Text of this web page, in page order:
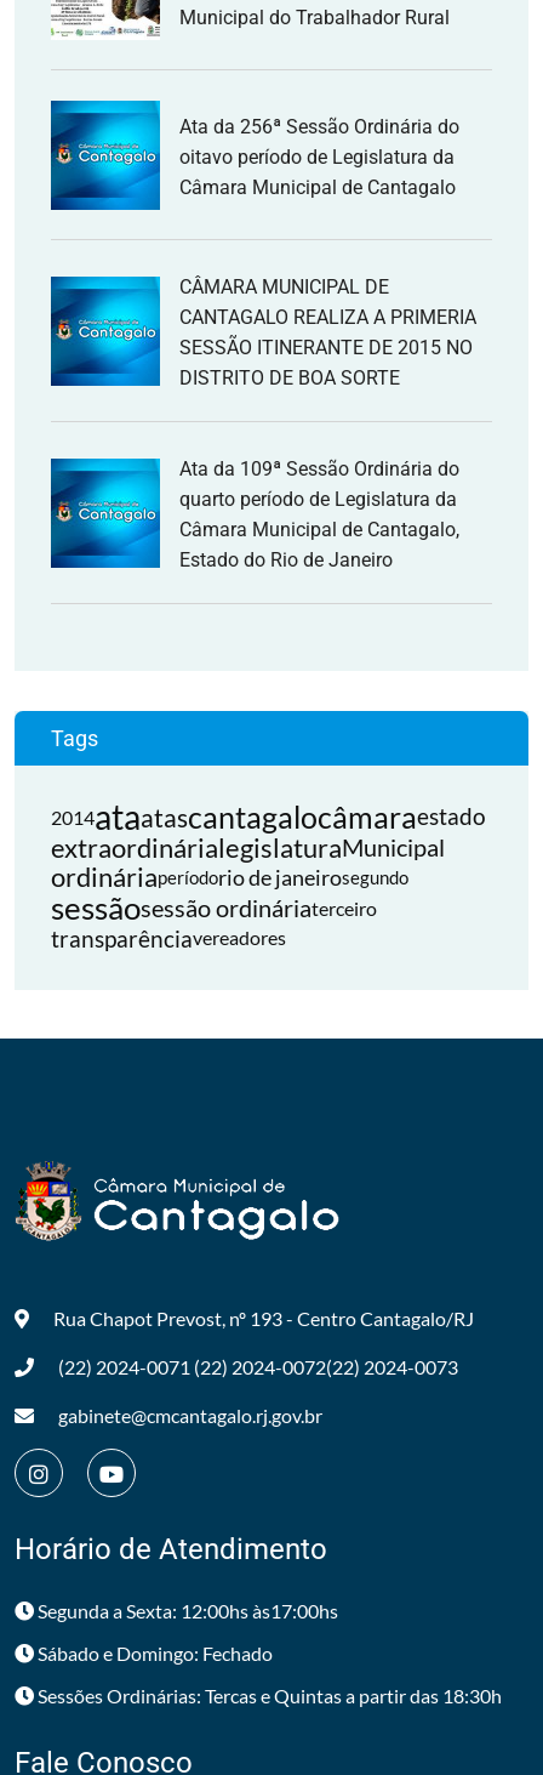
Municipal do Trabalhador Rural
Ata da 256ª Sessão Ordinária do
oitavo período de Legislatura da
Câmara Municipal de Cantagalo
CÂMARA MUNICIPAL DE
CANTAGALO REALIZA A PRIMERIA
SESSÃO ITINERANTE DE 2015 NO
DISTRITO DE BOA SORTE
Ata da 109ª Sessão Ordinária do
quarto período de Legislatura da
Câmara Municipal de Cantagalo,
Estado do Rio de Janeiro
Tags
2014ataatascantagalocâmaraestado
extraordinárialegislaturaMunicipal
ordináriaperíodorio de janeirosegundo
sessãosessão ordináriaterceiro
transparênciavereadores
Rua Chapot Prevost, nº 193 - CentroCantagalo/RJ
(22) 2024-0071 (22) 2024-0072(22) 2024-0073
gabinete@cmcantagalo.rj.gov.br
Horário de Atendimento
Segunda a Sexta: 12:00hs às17:00hs
Sábado e Domingo: Fechado
Sessões Ordinárias: Tercas e Quintas a partir das 18:30h
Fale Conosco